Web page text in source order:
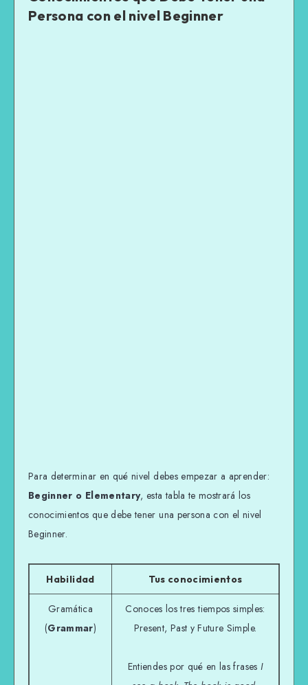
Persona con el nivel Beginner
Para determinar en qué nivel debes empezar a aprender:
Beginner o Elementary, esta tabla te mostrará los
conocimientos que debe tener una persona con el nivel
Beginner.
Habilidad Tus conocimientos
Gramática
(Grammar)
Conoces los tres tiempos simples:
Present, Past y Future Simple.
Entiendes por qué en las frases I